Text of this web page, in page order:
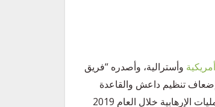
أمريكية وأسترالية، وأصدره “فريق
تنظيم داعش والقاعدة
والتنظيمات التابعة لهما، من أنّ تنظيم داعش يخطط للقيام بسلسلة من العمليات الإرهابية خلال العام 2019